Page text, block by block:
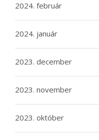
2024. február
2024. január
2023. december
2023. november
2023. október